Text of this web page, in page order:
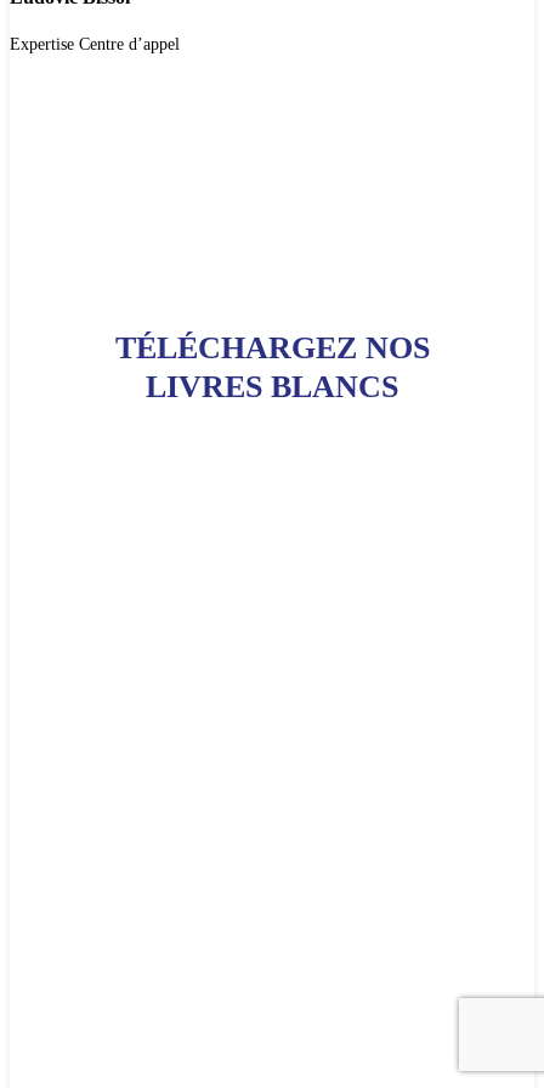
Expertise Centre d’appel
TÉLÉCHARGEZ NOS
LIVRES BLANCS